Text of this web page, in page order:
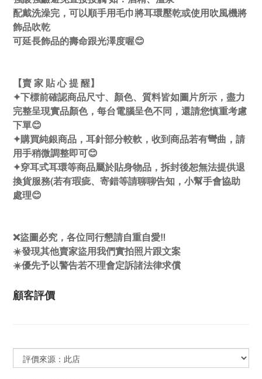
配戴洗澡完，可以順手用毛巾將耳環壓乾或使用吹風機將
飾品吹乾
可延長飾品的壽命跟光澤度喔😊
【賣 家 貼 心 提 醒】
✦下標前確認商品尺寸、顏色、質料皆如圖片所示，盡力
完整呈現實品顏色，每台電腦呈色不同，還請您慎重考慮
下單😊
✦購買純銀商品，耳針部分較軟，收到商品若有彎曲，請
用手稍微調整即可😊
✦穿耳式耳環等商品屬於貼身物品，拆封後恕無法提供退
換貨服務(若有瑕疵、寄錯等請聊聊告知，小幫手會協助
處理😊
❌盜圖必究，各位同行懇請自重自愛‼️
☀️發現其他賣家盜用我們實拍照片跟文案
☀️優先予以警告若不理會定訴諸法律求償
顧客評價